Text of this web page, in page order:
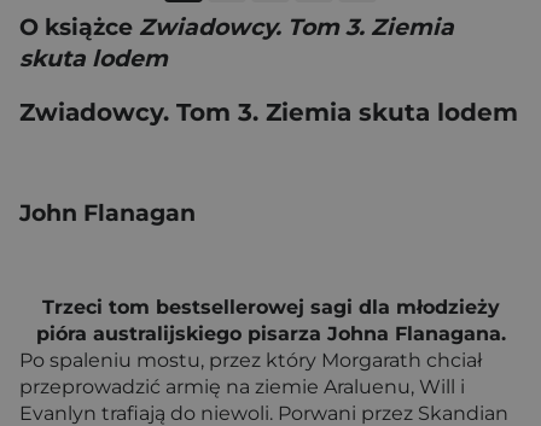
O książce Zwiadowcy. Tom 3. Ziemia
skuta lodem
Zwiadowcy. Tom 3. Ziemia skuta lodem
John Flanagan
Trzeci tom bestsellerowej sagi dla młodzieży
pióra australijskiego pisarza Johna Flanagana.
Po spaleniu mostu, przez który Morgarath chciał
przeprowadzić armię na ziemie Araluenu, Will i
Evanlyn trafiają do niewoli. Porwani przez Skandian